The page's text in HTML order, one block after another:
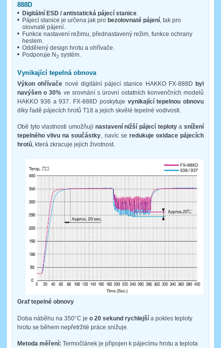
888D
Digitální ESD / antistatická pájecí stanice
Pájecí stanice je určena jak pro bezolovnaté pájení , tak pro
olovnaté pájení.
Funkce nastavení režimu, přednastavený režim, funkce ochrany
heslem.
Oddělený design hrotu a ohřívače.
Podporuje N2 systém.
Vynikající tepelná obnova
Výkon ohřívače nové digitální pájecí stanice HAKKO FX-888D byl
navýšen o 30% ve srovnání s úrovní ostatních konvenčních modelů
HAKKO 936 a 937. FX-888D poskytuje vynikající tepelnou obnovu
díky řadě pájecích hrotů T18 a jejich skvělé tepelné vodivosti.
Obě tyto vlastnosti umožňují nastavení nižší pájecí teplotyasnížení
tepelného vlivu na součástky, navíc se redukuje oxidace pájecích
hrotů, která zkracuje jejich životnost.
Graf tepelné obnovy
Doba náběhu na 350°C je o 20 sekund rychlejší a pokles teploty
hrotu se během nepřetržité práce snižuje.
Metoda měření: Termočlánek je připojen k pájecímu hrotu a teplota